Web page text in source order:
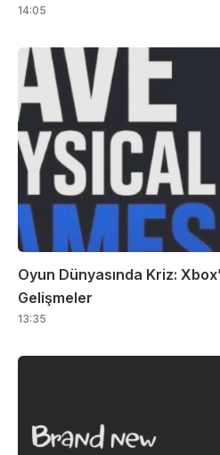
14:05
Oyun Dünyasında Kriz:
Gelişmeler
13:35